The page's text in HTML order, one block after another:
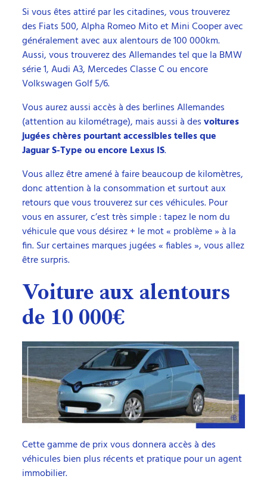
Si vous êtes attiré par les citadines, vous trouverez
des Fiats 500, Alpha Romeo Mito et Mini Cooper avec
généralement avec aux alentours de 100 000km.
Aussi, vous trouverez des Allemandes tel que la BMW
série 1, Audi A3, Mercedes Classe C ou encore
Volkswagen Golf 5/6.
Vous aurez aussi accès à des berlines Allemandes
(attention au kilométrage), mais aussi à desvoitures
jugées chères pourtant accessibles telles que
Jaguar S-Type ou encore Lexus IS.
Vous allez être amené à faire beaucoup de kilomètres,
donc attention à la consommation et surtout aux
retours que vous trouverez sur ces véhicules. Pour
vous en assurer, c’est très simple : tapez le nom du
véhicule que vous désirez + le mot « problème » à la
fin. Sur certaines marques jugées « fiables », vous allez
être surpris.
Voiture aux alentours
de 10 000€
Cette gamme de prix vous donnera accès à des
véhicules bien plus récents et pratique pour un agent
immobilier.